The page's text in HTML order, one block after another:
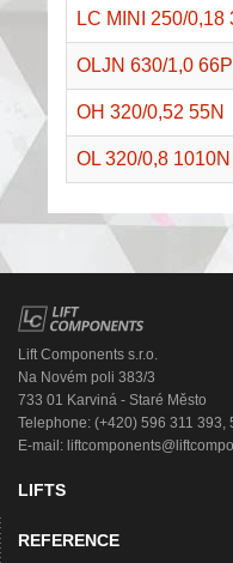
LC MINI 250/0,18
OLJN 630/1,0 66P
OH 320/0,52 55N
OL 320/0,8
Lift Components s.r.o.
Na Novém poli 383/3
733 01 Karviná - Staré Město
Telephone: (+420) 596 311 393,
E-mail:
LIFTS
REFERENCE